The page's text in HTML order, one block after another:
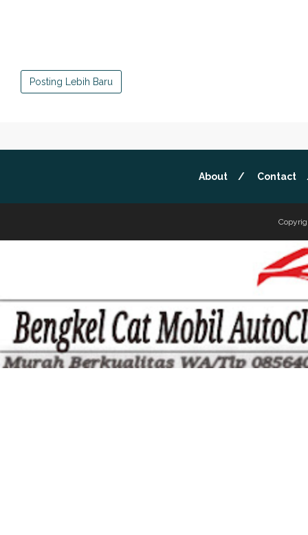
Posting Lebih Baru
About Contact